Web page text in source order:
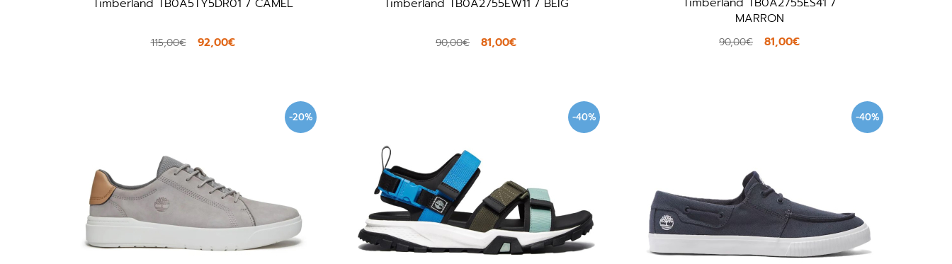
Timberland TB0A5TY5DR01 / CAMEL
115,00€ 92,00€
Timberland TB0A2755EW11 / BEIG
90,00€ 81,00€
MARRON
90,00€ 81,00€
-20% -40% -40%